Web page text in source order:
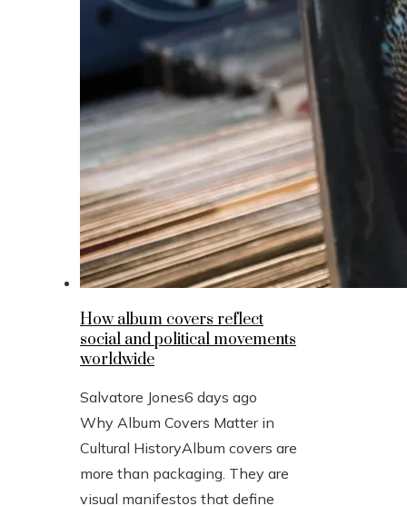
How album covers reflect
social and political movements
worldwide
Salvatore Jones6 days ago
Why Album Covers Matter in
Cultural HistoryAlbum covers are
more than packaging. They are
visual manifestos that define